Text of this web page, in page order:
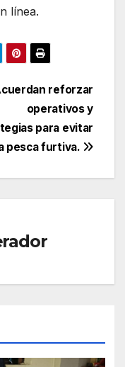
línea.
reforzar
operativos y
para evitar
pesca furtiva.